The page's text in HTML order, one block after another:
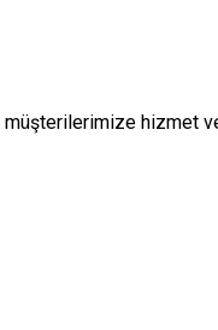
müşterilerimize hizmet